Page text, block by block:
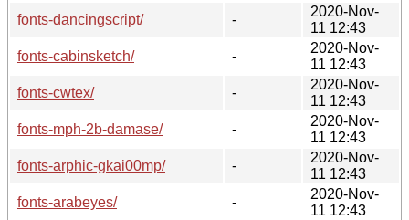
fonts-dancingscript/
-
2020-Nov-
11 12:43
fonts-cabinsketch/
-
2020-Nov-
11 12:43
fonts-cwtex/
-
2020-Nov-
11 12:43
fonts-mph-2b-damase/
-
2020-Nov-
11 12:43
fonts-arphic-gkai00mp/
-
2020-Nov-
11 12:43
fonts-arabeyes/
-
2020-Nov-
11 12:43